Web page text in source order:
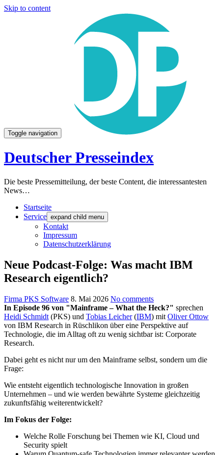
Skip to content
Toggle navigation
Deutscher Presseindex
Die beste Pressemitteilung, der beste Content, die interessantesten
News…
Startseite
Service expand child menu
Kontakt
Impressum
Datenschutzerklärung
Neue Podcast-Folge: Was macht IBM
Research eigentlich?
Firma PKS Software 8. Mai 2026 No comments
In Episode 96 von "Mainframe – What the Heck?" sprechen
Heidi Schmidt (PKS) und Tobias Leicher(IBM) mit Oliver Ottow
von IBM Research in Rüschlikon über eine Perspektive auf
Technologie, die im Alltag oft zu wenig sichtbar ist: Corporate
Research.
Dabei geht es nicht nur um den Mainframe selbst, sondern um die
Frage:
Wie entsteht eigentlich technologische Innovation in großen
Unternehmen – und wie werden bewährte Systeme gleichzeitig
zukunftsfähig weiterentwickelt?
Im Fokus der Folge:
Welche Rolle Forschung bei Themen wie KI, Cloud und
Security spielt